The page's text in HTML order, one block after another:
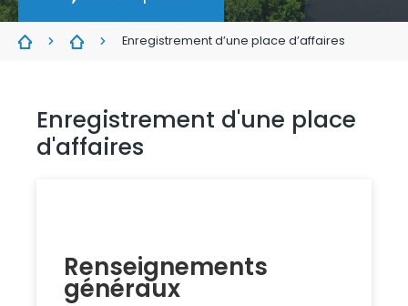
Enregistrement d’une place d’affaires
Enregistrement d'une place
d'affaires
Renseignements
généraux